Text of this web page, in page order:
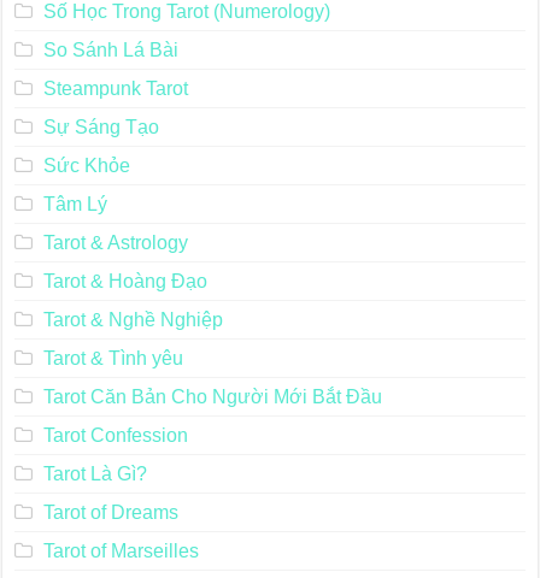
Số Học Trong Tarot (Numerology)
So Sánh Lá Bài
Steampunk Tarot
Sự Sáng Tạo
Sức Khỏe
Tâm Lý
Tarot & Astrology
Tarot & Hoàng Đạo
Tarot & Nghề Nghiệp
Tarot & Tình yêu
Tarot Căn Bản Cho Người Mới Bắt Đầu
Tarot Confession
Tarot Là Gì?
Tarot of Dreams
Tarot of Marseilles